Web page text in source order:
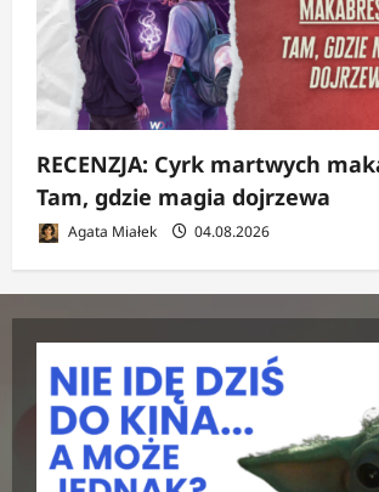
RECENZJA: Cyrk martwych
Tam, gdzie magia dojrzewa
Agata Miałek 04.08.2026